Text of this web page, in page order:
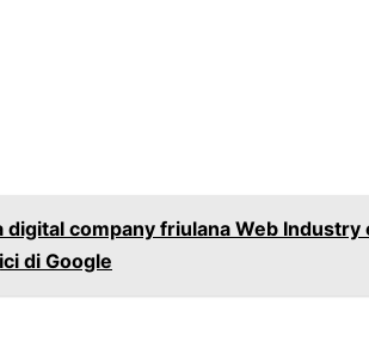
digital company friulana Web
di Google